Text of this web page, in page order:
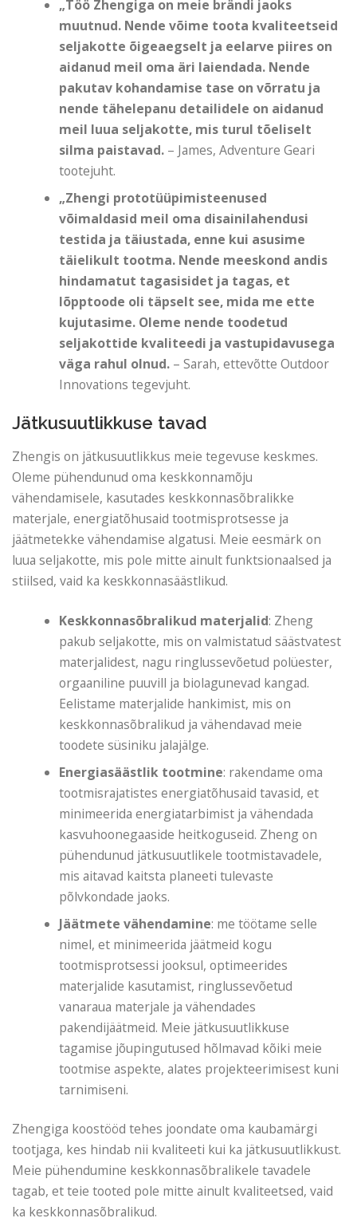
„Töö Zhengiga on meie brändi jaoks
muutnud. Nende võime toota kvaliteetseid
seljakotte õigeaegselt ja eelarve piires on
aidanud meil oma äri laiendada. Nende
pakutav kohandamise tase on võrratu ja
nende tähelepanu detailidele on aidanud
meil luua seljakotte, mis turul tõeliselt
silma paistavad. – James, Adventure Geari
tootejuht.
„Zhengi prototüüpimisteenused
võimaldasid meil oma disainilahendusi
testida ja täiustada, enne kui asusime
täielikult tootma. Nende meeskond andis
hindamatut tagasisidet ja tagas, et
lõpptoode oli täpselt see, mida me ette
kujutasime. Oleme nende toodetud
seljakottide kvaliteedi ja vastupidavusega
väga rahul olnud. – Sarah, ettevõtte Outdoor
Innovations tegevjuht.
Jätkusuutlikkuse tavad
Zhengis on jätkusuutlikkus meie tegevuse keskmes.
Oleme pühendunud oma keskkonnamõju
vähendamisele, kasutades keskkonnasõbralikke
materjale, energiatõhusaid tootmisprotsesse ja
jäätmetekke vähendamise algatusi. Meie eesmärk on
luua seljakotte, mis pole mitte ainult funktsionaalsed ja
stiilsed, vaid ka keskkonnasäästlikud.
Keskkonnasõbralikud materjalid: Zheng
pakub seljakotte, mis on valmistatud säästvatest
materjalidest, nagu ringlussevõetud polüester,
orgaaniline puuvill ja biolagunevad kangad.
Eelistame materjalide hankimist, mis on
keskkonnasõbralikud ja vähendavad meie
toodete süsiniku jalajälge.
Energiasäästlik tootmine: rakendame oma
tootmisrajatistes energiatõhusaid tavasid, et
minimeerida energiatarbimist ja vähendada
kasvuhoonegaaside heitkoguseid. Zheng on
pühendunud jätkusuutlikele tootmistavadele,
mis aitavad kaitsta planeeti tulevaste
põlvkondade jaoks.
Jäätmete vähendamine: me töötame selle
nimel, et minimeerida jäätmeid kogu
tootmisprotsessi jooksul, optimeerides
materjalide kasutamist, ringlussevõetud
vanaraua materjale ja vähendades
pakendijäätmeid. Meie jätkusuutlikkuse
tagamise jõupingutused hõlmavad kõiki meie
tootmise aspekte, alates projekteerimisest kuni
tarnimiseni.
Zhengiga koostööd tehes joondate oma kaubamärgi
tootjaga, kes hindab nii kvaliteeti kui ka jätkusuutlikkust.
Meie pühendumine keskkonnasõbralikele tavadele
tagab, et teie tooted pole mitte ainult kvaliteetsed, vaid
ka keskkonnasõbralikud.